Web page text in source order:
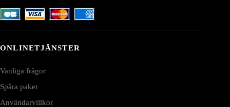
ONLINETJÄNSTER
Vanliga frågor
Spåra paket
Användarvillkor